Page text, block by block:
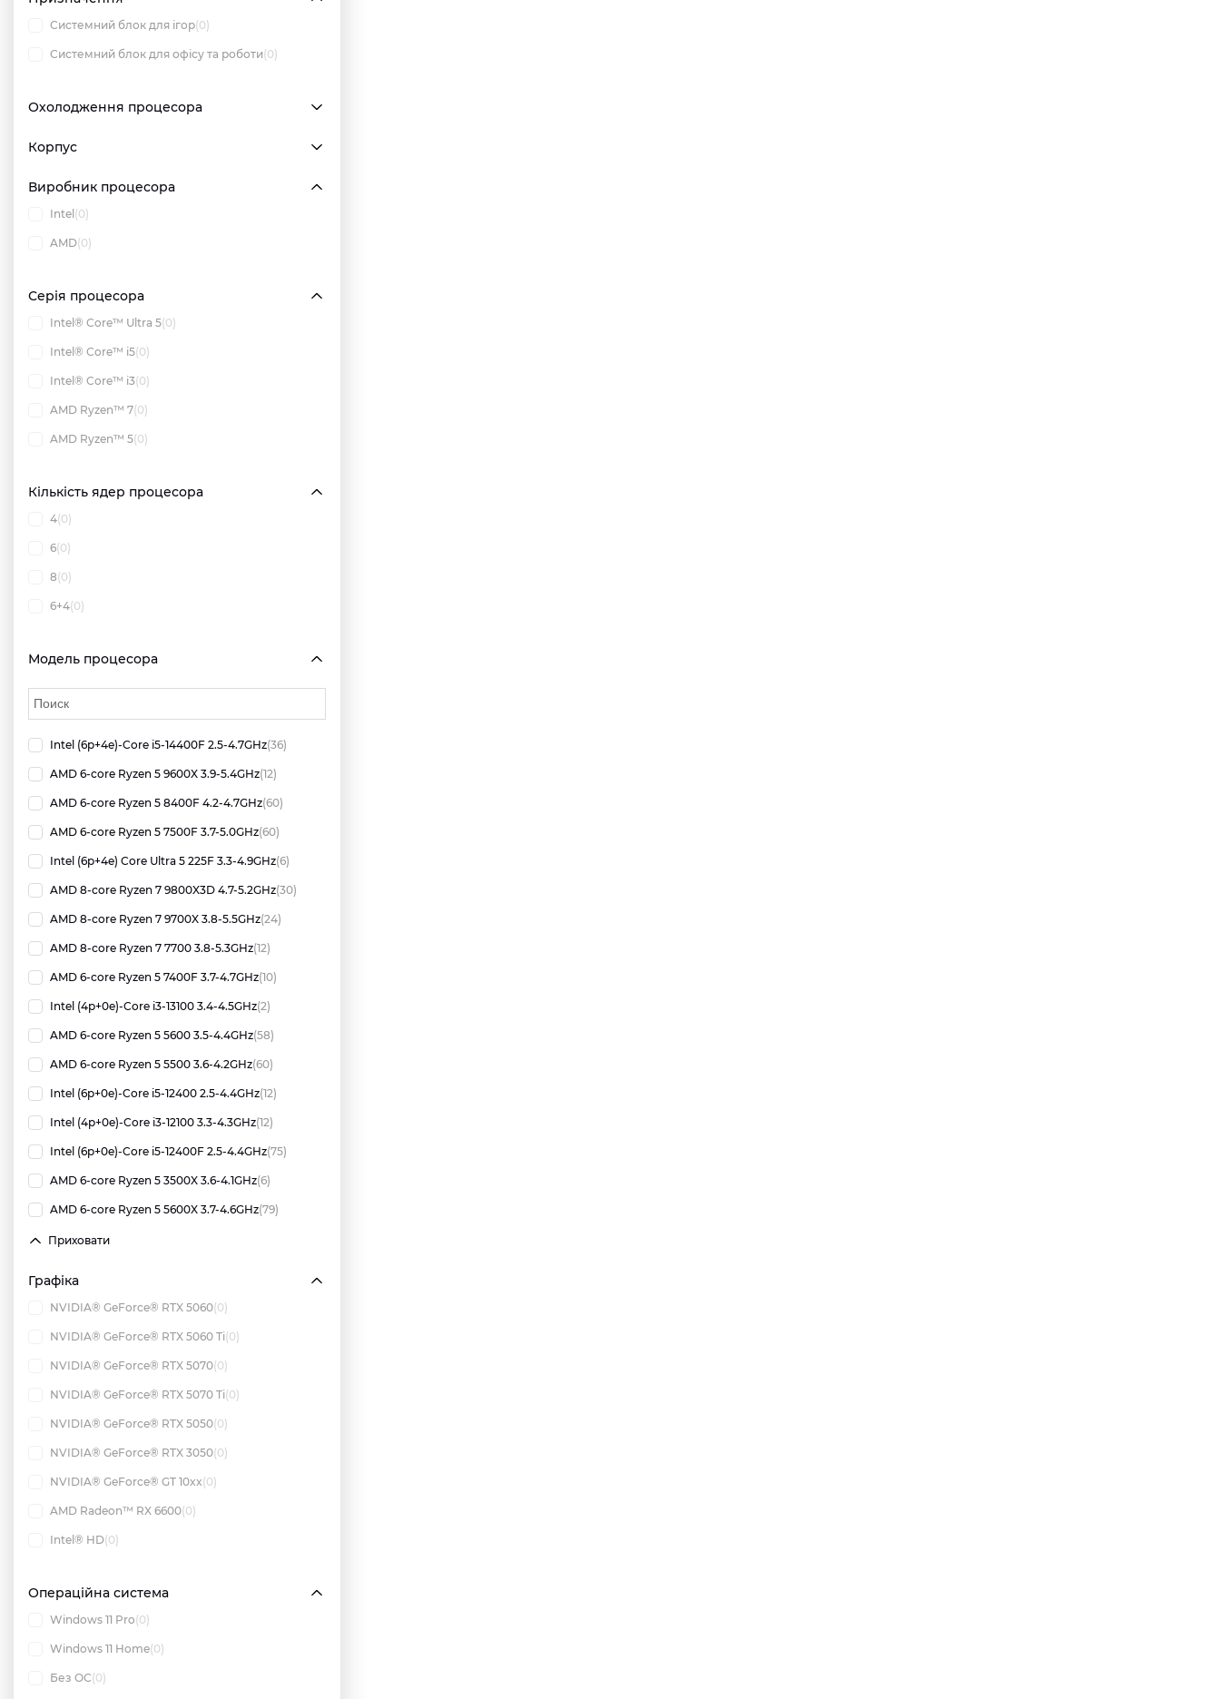
Системний блок для ігор(0)
Системний блок для офісу та роботи(0)
Охолодження процесора
Корпус
Виробник процесора
Intel (0)
AMD(0)
Серія процесора
Intel® Core™ Ultra 5(0)
Intel® Core™ i5(0)
Intel® Core™ i3(0)
AMD Ryzen™ 7(0)
AMD Ryzen™ 5(0)
Кількість ядер процесора
4(0)
6(0)
8(0)
6+4(0)
Модель процесора
Intel (6p+4e)-Core i5-14400F 2.5-4.7GHz(36)
AMD 6-core Ryzen 5 9600X 3.9-5.4GHz(12)
AMD 6-core Ryzen 5 8400F 4.2-4.7GHz(60)
AMD 6-core Ryzen 5 7500F 3.7-5.0GHz(60)
Intel (6p+4e) Core Ultra 5 225F 3.3-4.9GHz(6)
AMD 8-core Ryzen 7 9800X3D 4.7-5.2GHz(30)
AMD 8-core Ryzen 7 9700X 3.8-5.5GHz(24)
AMD 8-core Ryzen 7 7700 3.8-5.3GHz(12)
AMD 6-core Ryzen 5 7400F 3.7-4.7GHz(10)
Intel (4p+0e)-Core i3-13100 3.4-4.5GHz(2)
AMD 6-core Ryzen 5 5600 3.5-4.4GHz(58)
AMD 6-core Ryzen 5 5500 3.6-4.2GHz(60)
Intel (6p+0e)-Core i5-12400 2.5-4.4GHz(12)
Intel (4p+0e)-Core i3-12100 3.3-4.3GHz(12)
Intel (6p+0e)-Core i5-12400F 2.5-4.4GHz(75)
AMD 6-core Ryzen 5 3500X 3.6-4.1GHz(6)
AMD 6-core Ryzen 5 5600X 3.7-4.6GHz(79)
Приховати
Графіка
NVIDIA® GeForce® RTX 5060(0)
NVIDIA® GeForce® RTX 5060 Ti(0)
NVIDIA® GeForce® RTX 5070(0)
NVIDIA® GeForce® RTX 5070 Ti(0)
NVIDIA® GeForce® RTX 5050(0)
NVIDIA® GeForce® RTX 3050(0)
NVIDIA® GeForce® GT 10xx(0)
AMD Radeon™ RX 6600(0)
Intel® HD(0)
Операційна система
Windows 11 Pro(0)
Windows 11 Home(0)
Без ОС(0)